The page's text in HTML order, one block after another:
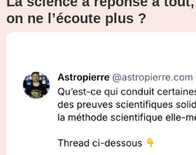
on ne l’écoute plus ?